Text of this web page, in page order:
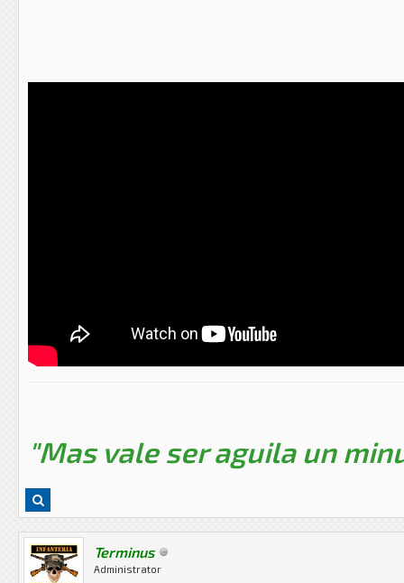
"Mas vale ser aguila un
Terminus
Administrator